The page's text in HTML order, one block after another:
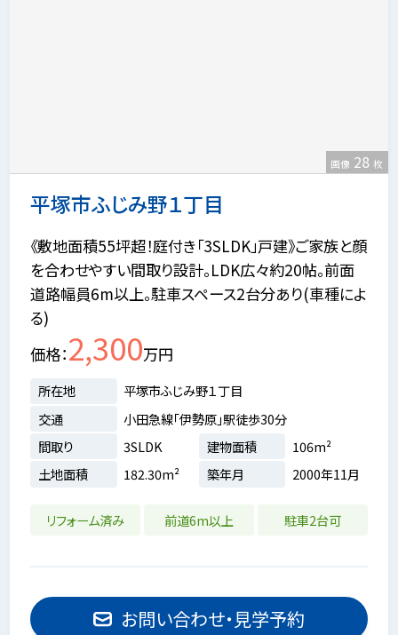
平塚市ふじみ野１丁目
画像 28 枚
《敷地面積55坪超！庭付き「3SLDK」戸建》ご家族と顔
を合わせやすい間取り設計。LDK広々約20帖。前面
道路幅員6m以上。駐車スペース2台分あり(車種によ
る)
価格 2,300万円
所在地
平塚市ふじみ野１丁目
交通
小田急線「伊勢原」駅徒歩30分
間取り
3SLDK 建物面積
106m²
土地面積
182.30m² 築年月 2000年11月
リフォーム済み 前道6m以上 駐車2台可
お問い合わせ・見学予約